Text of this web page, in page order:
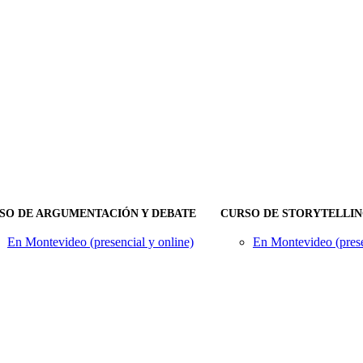
DE ARGUMENTACIÓN Y DEBATE
En Montevideo (presencial y online)
CURSO DE
En Montevideo